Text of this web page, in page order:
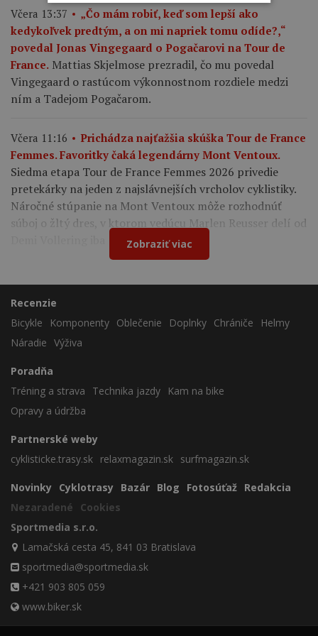
Včera 13:37
„Čo mám robiť, keď som lepší ako
kedykoľvek predtým, a on mi napriek tomu odíde?,“
povedal Jonas Vingegaard o Pogačarovi na Tour de
France. Mattias Skjelmose prezradil, čo mu povedal
Vingegaard o rastúcom výkonnostnom rozdiele medzi
ním a Tadejom Pogačarom.
Včera 11:16
Prichádza najťažšia skúška Tour de France
Femmes. Favoritky čaká legendárny Mont Ventoux.
Siedma etapa Tour de France Femmes 2026 privedie
pretekárky na jeden z najslávnejších vrcholov cyklistiky.
Náročné stúpanie na Mont Ventoux môže rozhodnúť
súboj o žltý dres, v ktorom vedúcu Marlen Reusser delí od
Demi Vollering iba 12 sekúnd.
Zobraziť viac
Recenzie
Bicykle
Komponenty Oblečenie Doplnky Chrániče
Helmy
Náradie Výživa
Poradňa
Tréning a strava
Technika jazdy
Kam na bike
Opravy a údržba
Partnerské weby
cyklisticke.trasy.sk relaxmagazin.sk surfmagazin.sk
Novinky Cyklotrasy Bazár Blog Fotosúťaž Redakcia
Nezaradené
Cookies
Sportmedia s.r.o.
Lamačská cesta 45, 841 03 Bratislava
sportmedia@sportmedia.sk
+421 903 805 059
www.biker.sk